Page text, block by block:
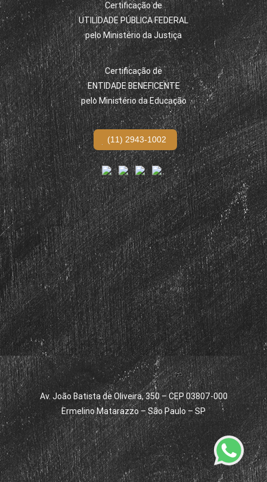
Certificação de
UTILIDADE PÚBLICA FEDERAL
pelo Ministério da Justiça
Certificação de
ENTIDADE BENEFICENTE
pelo Ministério da Educação
(11) 2943-1002
Av. João Batista de Oliveira, 350 – CEP 03807-000
Ermelino Matarazzo – São Paulo – SP